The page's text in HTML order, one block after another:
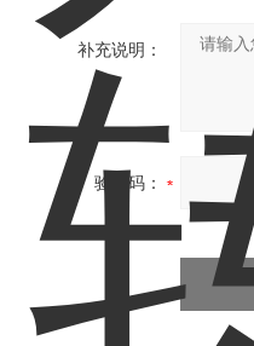
补充说明：
验证码：